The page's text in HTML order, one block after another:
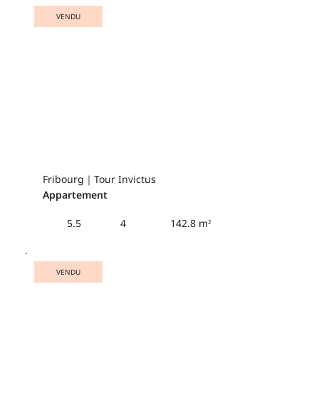
VENDU
Fribourg｜Tour Invictus
Appartement
5.5 4 142.8 m²
VENDU